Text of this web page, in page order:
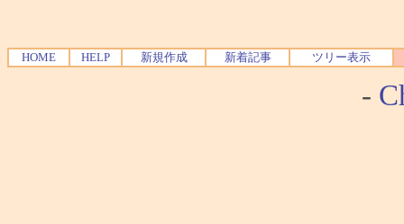
HOME HELP 新規作成 新着記事 ツリー表示
-